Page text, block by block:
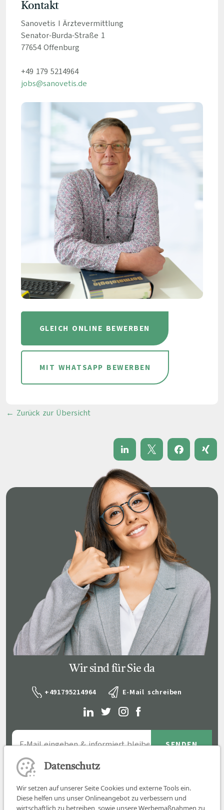
Kontakt
Sanovetis I Ärztevermittlung
Senator-Burda-Straße 1
77654 Offenburg
+49 179 5214964
jobs@sanovetis.de
GLEICH ONLINE BEWERBEN
MIT WHATSAPP BEWERBEN
← Zurück zur Übersicht
Wir sind für Sie da
+491795214964 E-Mail schreiben
Datenschutz
Wir setzen auf unserer Seite Cookies und externe Tools ein.
Diese helfen uns unser Onlineangebot zu verbessern und
wirtschaftlich zu betreiben, sowie unsere Werbemaßnahmen zu